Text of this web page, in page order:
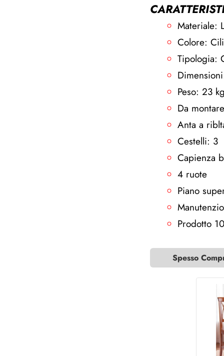
Materiale:
Colore:
Tipologia:
Peso: 23
Da
Anta a
Cestelli: 3
Capienza
4 ruote
Piano
Prodotto
Spesso